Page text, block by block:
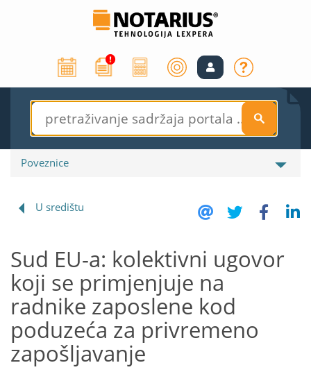
S
Poveznice
U središtu
Sud EU-a: kolektivni ugovor
koji se primjenjuje na
radnike zaposlene kod
poduzeća za privremeno
zapošljavanje